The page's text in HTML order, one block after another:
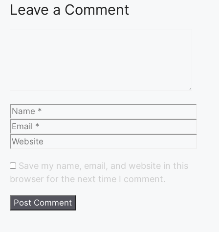
Leave a Comment
Save my name, email, and website in this
browser for the next time I comment.